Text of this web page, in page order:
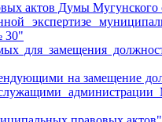
актов Думы Мугунского
экспертизе
30"
для замещения
на замещение
администрации